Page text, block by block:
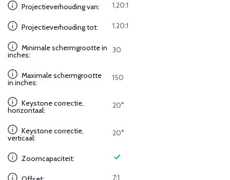
Projectieverhouding van: 1,20:1
Projectieverhouding tot: 1,20:1
Minimale schermgrootte in
inches:
30
Maximale schermgrootte
in inches:
150
Keystone correctie,
horizontaal:
20°
Keystone correctie,
verticaal:
20°
Zoomcapaciteit:
7:1